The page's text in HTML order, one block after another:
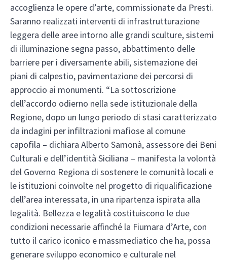
accoglienza le opere d’arte, commissionate da Presti.
Saranno realizzati interventi di infrastrutturazione
leggera delle aree intorno alle grandi sculture, sistemi
di illuminazione segna passo, abbattimento delle
barriere per i diversamente abili, sistemazione dei
piani di calpestio, pavimentazione dei percorsi di
approccio ai monumenti. “La sottoscrizione
dell’accordo odierno nella sede istituzionale della
Regione, dopo un lungo periodo di stasi caratterizzato
da indagini per infiltrazioni mafiose al comune
capofila – dichiara Alberto Samonà, assessore dei Beni
Culturali e dell’identità Siciliana – manifesta la volontà
del Governo Regiona di sostenere le comunità locali e
le istituzioni coinvolte nel progetto di riqualificazione
dell’area interessata, in una ripartenza ispirata alla
legalità. Bellezza e legalità costituiscono le due
condizioni necessarie affinché la Fiumara d’Arte, con
tutto il carico iconico e massmediatico che ha, possa
generare sviluppo economico e culturale nel